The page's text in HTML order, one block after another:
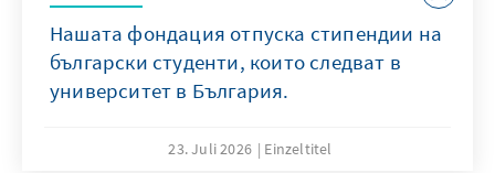
Нашата фондация отпуска стипендии на
български студенти, които следват в
университет в България.
23. Juli 2026 Einzeltitel